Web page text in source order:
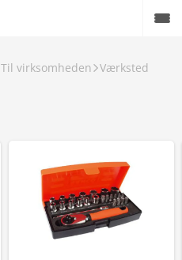
Til virksomheden Værksted